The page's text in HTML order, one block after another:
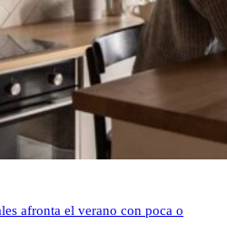
afronta el verano con poca o